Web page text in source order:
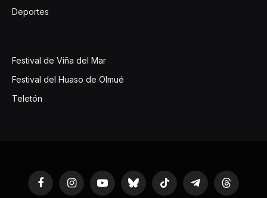
Deportes
Festival de Viña del Mar
Festival del Huaso de Olmué
Teletón
FacebookInstagramYouTubeBluesky TikTok TelegramThreads